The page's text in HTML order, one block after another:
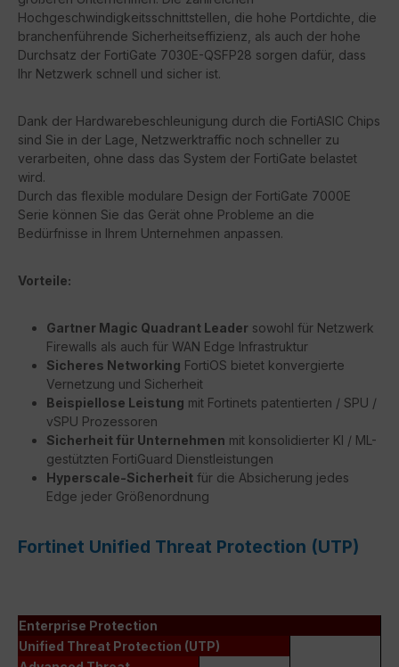
Hochgeschwindigkeitsschnittstellen, die hohe Portdichte, die
branchenführende Sicherheitseffizienz, als auch der hohe
Durchsatz der FortiGate 7030E-QSFP28 sorgen dafür, dass
Ihr Netzwerk schnell und sicher ist.
Dank der Hardwarebeschleunigung durch die FortiASIC Chips
sind Sie in der Lage, Netzwerktraffic noch schneller zu
verarbeiten, ohne dass das System der FortiGate belastet
wird.
Durch das flexible modulare Design der FortiGate 7000E
Serie können Sie das Gerät ohne Probleme an die
Bedürfnisse in Ihrem Unternehmen anpassen.
Vorteile:
Gartner Magic Quadrant Leader sowohl für Netzwerk
Firewalls als auch für WAN Edge Infrastruktur
Sicheres Networking FortiOS bietet konvergierte
Vernetzung und Sicherheit
Beispiellose Leistung mit Fortinets patentierten / SPU /
vSPU Prozessoren
Sicherheit für Unternehmen mit konsolidierter KI / ML-
gestützten FortiGuard Dienstleistungen
Hyperscale-Sicherheit für die Absicherung jedes
Edge jeder Größenordnung
Fortinet Unified Threat Protection (UTP)
Enterprise Protection
Unified Threat Protection (UTP)